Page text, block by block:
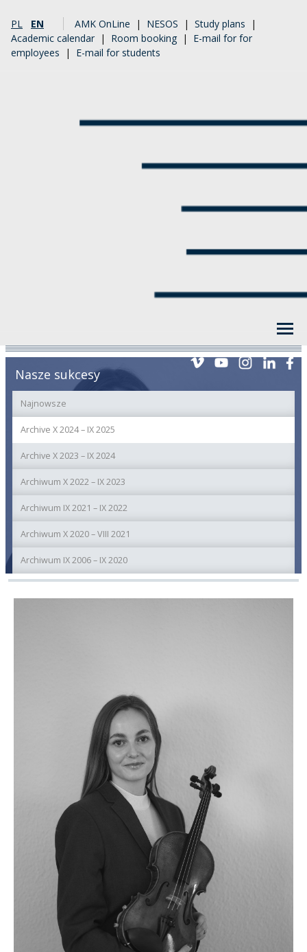
PL EN AMK OnLine | NESOS | Study plans |
Academic calendar | Room booking | E-mail for for
employees | E-mail for students
Nasze sukcesy
Najnowsze
Archive X 2024 – IX 2025
Archive X 2023 – IX 2024
Archiwum X 2022 – IX 2023
Archiwum IX 2021 – IX 2022
Archiwum X 2020 – VIII 2021
Archiwum IX 2006 – IX 2020